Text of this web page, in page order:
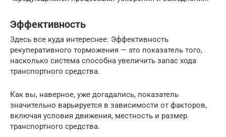
Эффективность
Здесь все куда интереснее. Эффективность
рекуперативного торможения — это показатель того,
насколько система способна увеличить запас хода
транспортного средства.
Как вы, наверное, уже догадались, показатель
значительно варьируется в зависимости от факторов,
включая условия движения, местность и размер
транспортного средства.